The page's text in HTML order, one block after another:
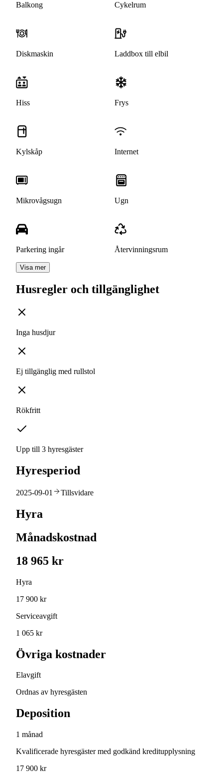
Balkong Cykelrum
Diskmaskin Laddbox till elbil
Hiss Frys
Kylskåp Internet
Mikrovågsugn Ugn
Parkering ingår Återvinningsrum
Visa mer
Husregler och tillgänglighet
Inga husdjur
Ej tillgänglig med rullstol
Rökfritt
Upp till 3 hyresgäster
Hyresperiod
2025-09-01 Tillsvidare
Hyra
Månadskostnad
18 965 kr
Hyra
17 900 kr
Serviceavgift
1 065 kr
Övriga kostnader
Elavgift
Ordnas av hyresgästen
Deposition
1 månad
Kvalificerade hyresgäster med godkänd kreditupplysning
17 900 kr